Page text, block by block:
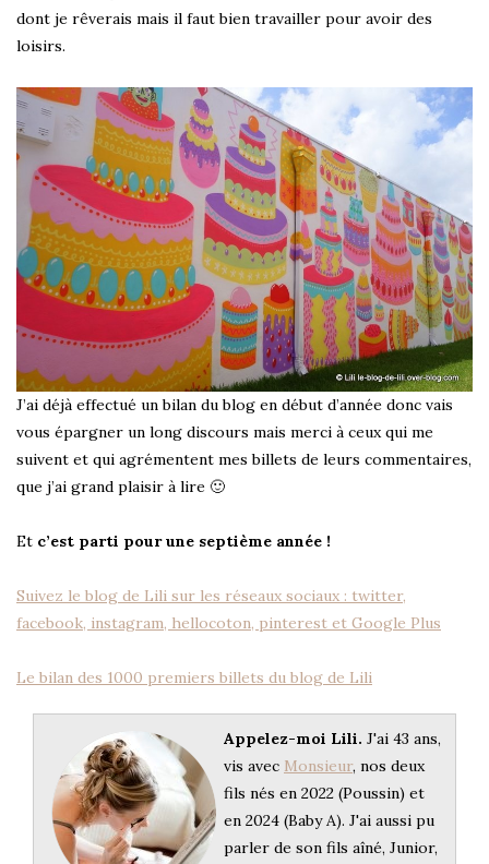
dont je rêverais mais il faut bien travailler pour avoir des
loisirs.
J’ai déjà effectué un bilan du blog en début d’année donc vais
vous épargner un long discours mais merci à ceux qui me
suivent et qui agrémentent mes billets de leurs commentaires,
que j’ai grand plaisir à lire 🙂
Et c’est parti pour une septième année !
Suivez le blog de Lili sur les réseaux sociaux : twitter,
facebook, instagram, hellocoton, pinterest et Google Plus
Le bilan des 1000 premiers billets du blog de Lili
Appelez-moi Lili. J'ai 43 ans,
vis avec Monsieur, nos deux
fils nés en 2022 (Poussin) et
en 2024 (Baby A). J'ai aussi pu
parler de son fils aîné, Junior,